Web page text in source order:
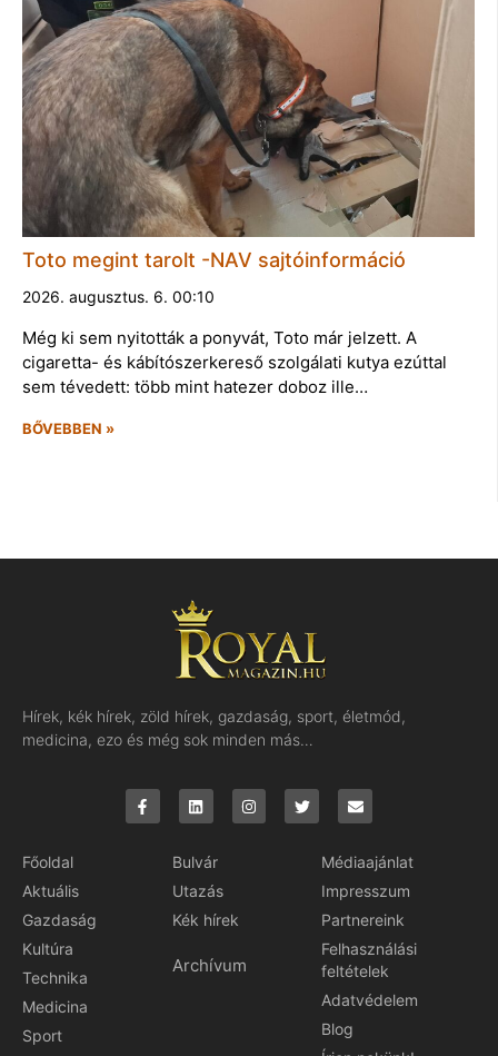
Toto megint tarolt -NAV sajtóinformáció
2026. augusztus. 6. 00:10
Még ki sem nyitották a ponyvát, Toto már jelzett. A
cigaretta- és kábítószerkereső szolgálati kutya ezúttal
sem tévedett: több mint hatezer doboz ille…
BŐVEBBEN »
Hírek, kék hírek, zöld hírek, gazdaság, sport, életmód,
medicina, ezo és még sok minden más…
Főoldal
Aktuális
Gazdaság
Kultúra
Technika
Medicina
Sport
Bulvár
Utazás
Kék hírek
Archívum
Médiaajánlat
Impresszum
Partnereink
Felhasználási
feltételek
Adatvédelem
Blog